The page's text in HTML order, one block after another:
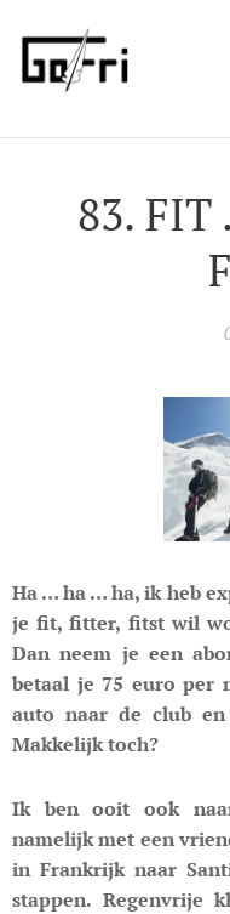
83. FIT
Ha … ha … ha, ik heb
je fit, fitter, fitst wil
Dan neem je een
betaal je 75 euro per
auto naar de club
Makkelijk toch?
Ik ben ooit ook
namelijk met een
in Frankrijk naar
stappen. Regenvrije